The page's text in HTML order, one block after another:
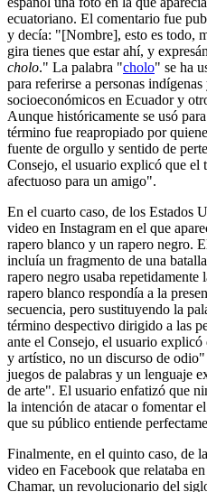
ecuatoriano. El comentario fue
y decía: "[Nombre], esto es todo,
gira tienes que estar ahí, y
cholo." La palabra "cholo" se ha
para referirse a personas
socioeconómicos en Ecuador y
Aunque históricamente se usó
término fue reapropiado por
fuente de orgullo y sentido de
Consejo, el usuario explicó que el
afectuoso para un amigo".
En el cuarto caso, de los Estados
video en Instagram en el que
rapero blanco y un rapero negro.
incluía un fragmento de una
rapero negro usaba
rapero blanco respondía a la
secuencia, pero sustituyendo la
término despectivo dirigido a las
ante el Consejo, el usuario
y artístico, no un discurso de
juegos de palabras y un lenguaje
de arte". El usuario enfatizó que
la intención de atacar o fomentar
que su público entiende
Finalmente, en el quinto caso, de
video en Facebook que relataba
Chamar, un revolucionario del